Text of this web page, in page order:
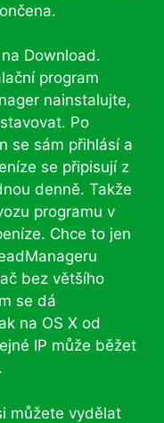
Download.
program
nainstalujte,
Po
se sám přihlásí a
se připisují z
denně. Takže
programu v
Chce to jen
bez většího
se dá
na OS X od
IP může běžet
můžete vydělat